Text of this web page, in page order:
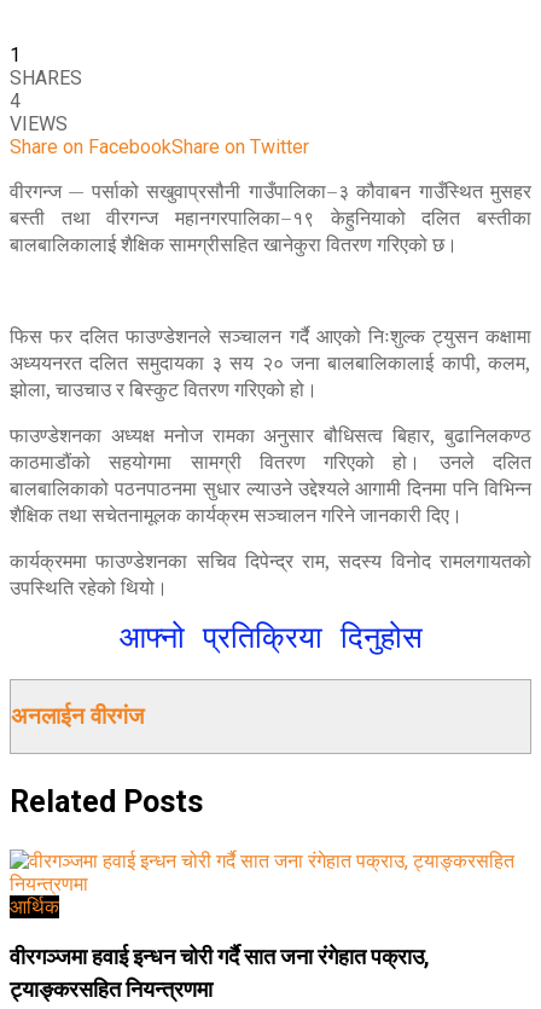
1
SHARES
4
VIEWS
Share on FacebookShare on Twitter
वीरगन्ज — पर्साको सखुवाप्रसौनी गाउँपालिका–३ कौवाबन गाउँस्थित मुसहर
बस्ती तथा वीरगन्ज महानगरपालिका–१९ केहुनियाको दलित बस्तीका
बालबालिकालाई शैक्षिक सामग्रीसहित खानेकुरा वितरण गरिएको छ।
फिस फर दलित फाउण्डेशनले सञ्चालन गर्दै आएको निःशुल्क ट्युसन कक्षामा
अध्ययनरत दलित समुदायका ३ सय २० जना बालबालिकालाई कापी, कलम,
झोला, चाउचाउ र बिस्कुट वितरण गरिएको हो।
फाउण्डेशनका अध्यक्ष मनोज रामका अनुसार बौधिसत्व बिहार, बुढानिलकण्ठ
काठमाडौंको सहयोगमा सामग्री वितरण गरिएको हो। उनले दलित
बालबालिकाको पठनपाठनमा सुधार ल्याउने उद्देश्यले आगामी दिनमा पनि विभिन्न
शैक्षिक तथा सचेतनामूलक कार्यक्रम सञ्चालन गरिने जानकारी दिए।
कार्यक्रममा फाउण्डेशनका सचिव दिपेन्द्र राम, सदस्य विनोद रामलगायतको
उपस्थिति रहेको थियो।
आफ्नो प्रतिक्रिया दिनुहोस
अनलाईन वीरगंज
Related Posts
आर्थिक
वीरगञ्जमा हवाई इन्धन चोरी गर्दै सात जना रंगेहात पक्राउ,
ट्याङ्करसहित नियन्त्रणमा